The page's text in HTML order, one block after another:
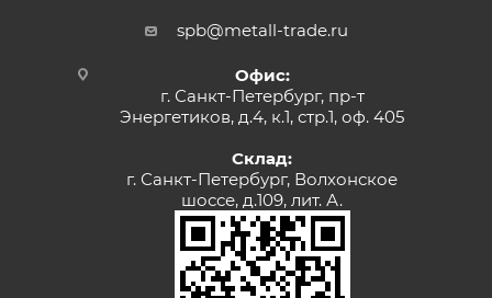
spb@metall-trade.ru
Офис:
г. Санкт-Петербург, пр-т
Энергетиков, д.4, к.1, стр.1, оф. 405
Склад:
г. Санкт-Петербург, Волхонское
шоссе, д.109, лит. А.